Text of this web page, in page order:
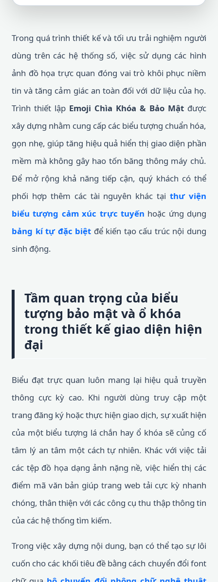
Trong quá trình thiết kế và tối ưu trải nghiệm người
dùng trên các hệ thống số, việc sử dụng các hình
ảnh đồ họa trực quan đóng vai trò khôi phục niềm
tin và tăng cảm giác an toàn đối với dữ liệu của họ.
Trình thiết lập Emoji Chìa Khóa & Bảo Mật được
xây dựng nhằm cung cấp các biểu tượng chuẩn hóa,
gọn nhẹ, giúp tăng hiệu quả hiển thị giao diện phần
mềm mà không gây hao tốn băng thông máy chủ.
Để mở rộng khả năng tiếp cận, quý khách có thể
phối hợp thêm các tài nguyên khác tạithư viện
biểu tượng cảm xúc trực tuyến hoặc ứng dụng
bảng kí tự đặc biệt để kiến tạo cấu trúc nội dung
sinh động.
Tầm quan trọng của biểu
tượng bảo mật và ổ khóa
trong thiết kế giao diện hiện
đại
Biểu đạt trực quan luôn mang lại hiệu quả truyền
thông cực kỳ cao. Khi người dùng truy cập một
trang đăng ký hoặc thực hiện giao dịch, sự xuất hiện
của một biểu tượng lá chắn hay ổ khóa sẽ củng cố
tâm lý an tâm một cách tự nhiên. Khác với việc tải
các tệp đồ họa dạng ảnh nặng nề, việc hiển thị các
điểm mã văn bản giúp trang web tải cực kỳ nhanh
chóng, thân thiện với các công cụ thu thập thông tin
của các hệ thống tìm kiếm.
Trong việc xây dựng nội dung, bạn có thể tạo sự lôi
cuốn cho các khối tiêu đề bằng cách chuyển đổi font